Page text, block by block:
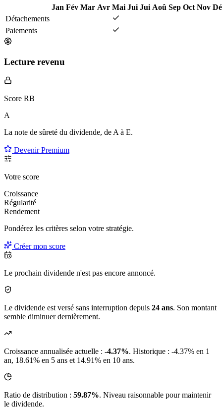
Jan Fév Mar Avr Mai Jui Jui Aoû Sep Oct Nov
Détachements
Paiements
Lecture revenu
Score RB
A
La note de sûreté du dividende, de A à E.
Devenir Premium
Votre score
Croissance
Régularité
Rendement
Pondérez les critères selon votre stratégie.
Créer mon score
Le prochain dividende n'est pas encore annoncé.
Le dividende est versé sans interruption depuis 24 ans. Son montant
semble diminuer dernièrement.
Croissance annualisée actuelle : -4.37%. Historique : -4.37% en 1
an, 18.61% en 5 ans et 14.91% en 10 ans.
Ratio de distribution : 59.87%. Niveau raisonnable pour maintenir
le dividende.